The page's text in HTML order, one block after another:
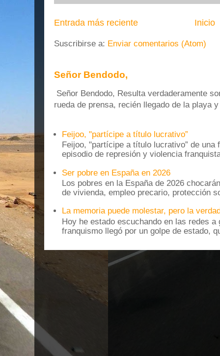
Entrada más reciente Inicio
Suscribirse a: Enviar comentarios (Atom)
Señor Bendodo,
Señor Bendodo, Resulta verdaderamente
rueda de prensa, recién llegado de la playa
Feijoo, "partícipe a título lucrativo”
Feijoo, "partícipe a título lucrativo” de una
episodio de represión y violencia
Ser pobre en España en 2026
Los pobres en la España de 2026
de vivienda, empleo precario, protección
La memoria puede molestar, pero la
Hoy he estado escuchando en las redes a
franquismo llegó por un golpe de estado,